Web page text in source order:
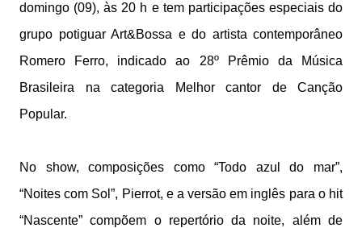
domingo (09), às 20 h e tem participações especiais do
grupo potiguar Art&Bossa e do artista contemporâneo
Romero Ferro, indicado ao 28º Prêmio da Música
Brasileira na categoria Melhor cantor de Canção
Popular.
No show, composições como “Todo azul do mar”,
“Noites com Sol”, Pierrot, e a versão em inglês para o hit
“Nascente” compõem o repertório da noite, além de